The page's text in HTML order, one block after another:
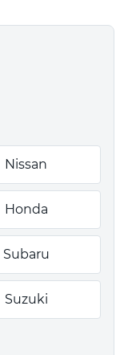
Nissan
Honda
Subaru
Suzuki